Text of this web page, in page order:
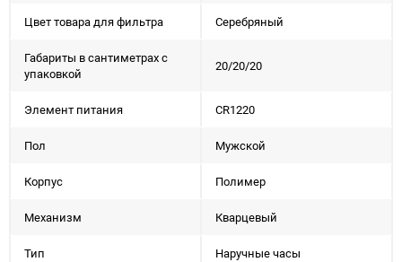
Цвет товара для фильтра Серебряный
Габариты в сантиметрах с
упаковкой
20/20/20
Элемент питания CR1220
Пол Мужской
Корпус Полимер
Механизм Кварцевый
Тип Наручные часы